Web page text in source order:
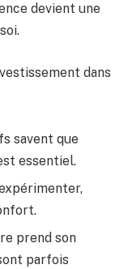
devient une
dans
savent que
essentiel.
prend son
parfois